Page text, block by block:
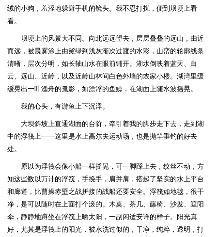
绒的小狗，羞涩地躲避手机的镜头。我不忍打扰，便到坝埂上看
看。
坝埂上的风景大不同。向北远远望去，层层叠叠的远山，由近
而远，被晨雾涂上由黛绿到浅灰渐次过渡的水彩，山峦的轮廓线条
清晰，层次分明，如长轴山水在眼前铺开。湖水倒映着蓝天、白
云、远山、近岭，以及近岭山林间白色外墙的农家小楼。湖湾里缓
缓晃出一叶渔舟的孤影，如漂浮的鱼鳔，在湖面上随水波摇晃。
我的心头，有游鱼上下沉浮。
大坝斜坡上直通湖面的台阶，牵引着我的脚步走下去，走到湖
中的浮筏上——这里是水上高尔夫运动场，也是抛竿垂钓的好去
处。
原以为浮筏会像小船一样摇晃，可一脚踩上去，纹丝不动，方
知这些数以万计的浮筏，手挽手，肩并肩，搭起了坚实的水上平台
和廊道，比曹操赤壁之战拼接的战船还要安全。浮筏如地毯，很干
净，是可以随时在上面打个滚的。木桌、茶几、藤椅、沙发、遮阳
伞，静静地蹲坐在浮筏上晒太阳，一副闲适安详的样子。阳光真
好，尤其是浮筏上的阳光，被水洗过似的，干净，纯粹，透明，打